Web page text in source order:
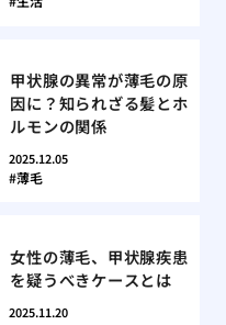
甲状腺の異常が薄毛の原
因に？知られざる髪とホ
ルモンの関係
2025.12.05
薄毛
女性の薄毛、甲状腺疾患
を疑うべきケースとは
2025.11.20